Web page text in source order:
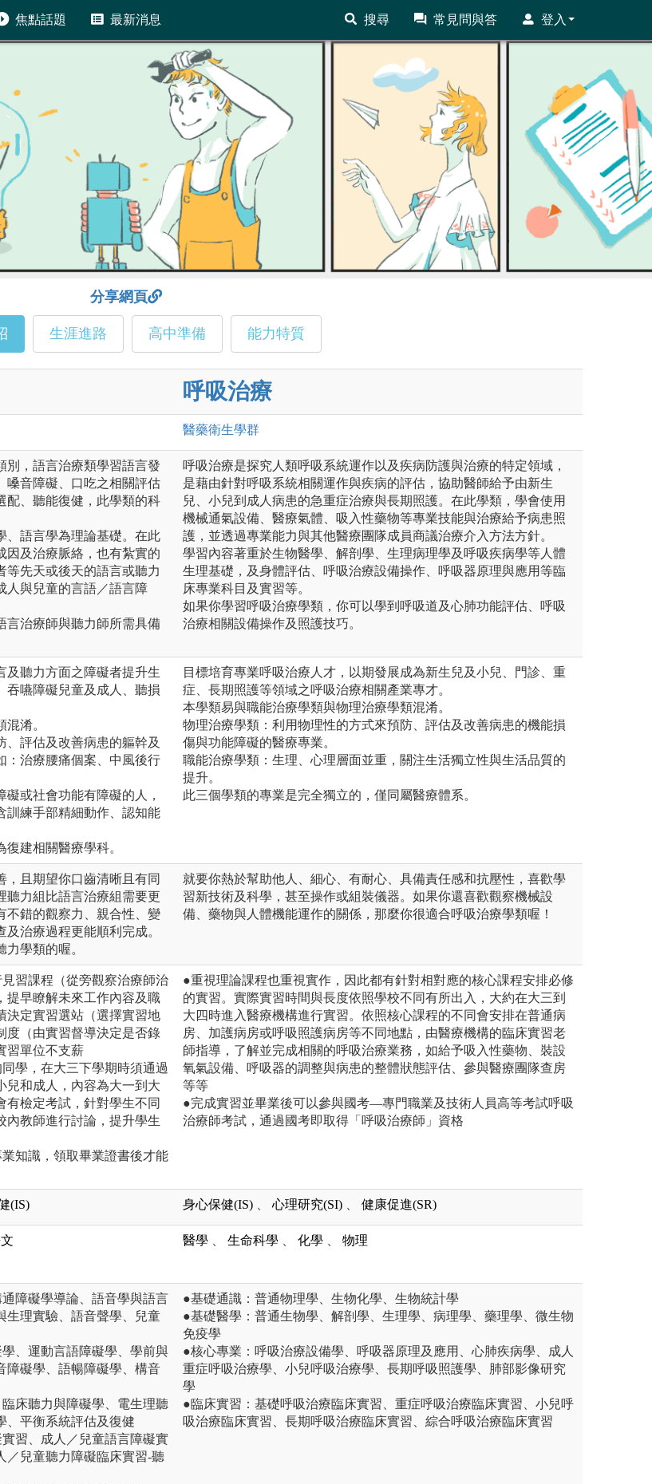
焦點話題 最新消息 搜尋 常見問與答 登入
分享網頁
生涯進路 高中準備 能力特質
呼吸治療
醫藥衛生學群
別，語言治療類學習語言發
嗓音障礙、口吃之相關評估
配、聽能復健，此學類的科
、語言學為理論基礎。在此
因及治療脈絡，也有紮實的
等先天或後天的語言或聽力
人與兒童的言語／語言障
言治療師與聽力師所需具備
呼吸治療是探究人類呼吸系統運作以及疾病防護與治療的特定領域，
是藉由針對呼吸系統相關運作與疾病的評估，協助醫師給予由新生
兒、小兒到成人病患的急重症治療與長期照護。在此學類，學會使用
機械通氣設備、醫療氣體、吸入性藥物等專業技能與治療給予病患照
護，並透過專業能力與其他醫療團隊成員商議治療介入方法方針。
學習內容著重於生物醫學、解剖學、生理病理學及呼吸疾病學等人體
生理基礎，及身體評估、呼吸治療設備操作、呼吸器原理與應用等臨
床專業科目及實習等。
如果你學習呼吸治療學類，你可以學到呼吸道及心肺功能評估、呼吸
治療相關設備操作及照護技巧。
及聽力方面之障礙者提升生
吞嚥障礙兒童及成人、聽損
淆。
、評估及改善病患的軀幹及
：治療腰痛個案、中風後行
或社會功能有障礙的人，
訓練手部精細動作、認知能
建相關醫療學科。
目標培育專業呼吸治療人才，以期發展成為新生兒及小兒、門診、重
症、長期照護等領域之呼吸治療相關產業專才。
本學類易與職能治療學類與物理治療學類混淆。
物理治療學類：利用物理性的方式來預防、評估及改善病患的機能損
傷與功能障礙的醫療專業。
職能治療學類：生理、心理層面並重，關注生活獨立性與生活品質的
提升。
此三個學類的專業是完全獨立的，僅同屬醫療體系。
，且期望你口齒清晰且有同
聽力組比語言治療組需要更
不錯的觀察力、親合性、變
治療過程更能順利完成。
學類的喔。
就要你熱於幫助他人、細心、有耐心、具備責任感和抗壓性，喜歡學
習新技術及科學，甚至操作或組裝儀器。如果你還喜歡觀察機械設
備、藥物與人體機能運作的關係，那麼你很適合呼吸治療學類喔！
習課程（從旁觀察治療師治
提早瞭解未來工作內容及職
決定實習選站（選擇實習地
度（由實習督導決定是否錄
習單位不支薪
學，在大三下學期時須通過
兒和成人，內容為大一到大
有檢定考試，針對學生不同
內教師進行討論，提升學生
知識，領取畢業證書後才能
●重視理論課程也重視實作，因此都有針對相對應的核心課程安排必修
的實習。實際實習時間與長度依照學校不同有所出入，大約在大三到
大四時進入醫療機構進行實習。依照核心課程的不同會安排在普通病
房、加護病房或呼吸照護病房等不同地點，由醫療機構的臨床實習老
師指導，了解並完成相關的呼吸治療業務，如給予吸入性藥物、裝設
氧氣設備、呼吸器的調整與病患的整體狀態評估、參與醫療團隊查房
等等
●完成實習並畢業後可以參與國考—專門職業及技術人員高等考試呼吸
治療師考試，通過國考即取得「呼吸治療師」資格
(IS) 身心保健(IS) 心理研究(SI) 健康促進(SR)
醫學 生命科學 化學 物理
障礙學導論、語音學與語言
生理實驗、語音聲學、兒童
、運動言語障礙學、學前與
障礙學、語暢障礙學、構音
床聽力與障礙學、電生理聽
、平衡系統評估及復健
習、成人／兒童語言障礙實
／兒童聽力障礙臨床實習-聽
●基礎通識：普通物理學、生物化學、生物統計學
●基礎醫學：普通生物學、解剖學、生理學、病理學、藥理學、微生物
免疫學
●核心專業：呼吸治療設備學、呼吸器原理及應用、心肺疾病學、成人
重症呼吸治療學、小兒呼吸治療學、長期呼吸照護學、肺部影像研究
學
●臨床實習：基礎呼吸治療臨床實習、重症呼吸治療臨床實習、小兒呼
吸治療臨床實習、長期呼吸治療臨床實習、綜合呼吸治療臨床實習